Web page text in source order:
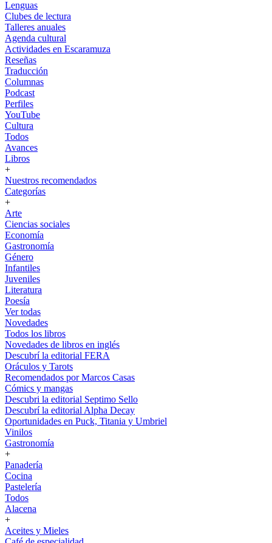
Lenguas
Clubes de lectura
Talleres anuales
Agenda cultural
Actividades en Escaramuza
Reseñas
Traducción
Columnas
Podcast
Perfiles
YouTube
Cultura
Todos
Avances
Libros
+
Nuestros recomendados
Categorías
+
Arte
Ciencias sociales
Economía
Gastronomía
Género
Infantiles
Juveniles
Literatura
Poesía
Ver todas
Novedades
Todos los libros
Novedades de libros en inglés
Descubrí la editorial FERA
Oráculos y Tarots
Recomendados por Marcos Casas
Cómics y mangas
Descubri la editorial Septimo Sello
Descubrí la editorial Alpha Decay
Oportunidades en Puck, Titania y Umbriel
Vinilos
Gastronomía
+
Panadería
Cocina
Pastelería
Todos
Alacena
+
Aceites y Mieles